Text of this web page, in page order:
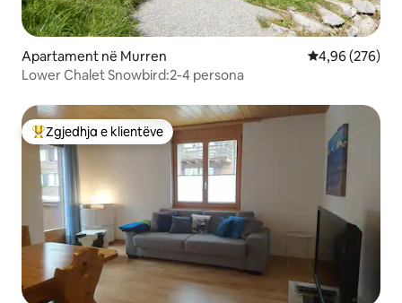
Apartament në Murren Vlerësimi
4,96 (276)
Lower Chalet Snowbird:2-4 persona
Më të mirat e zgjedhjeve të klientëve
Zgjedhja e klientëve